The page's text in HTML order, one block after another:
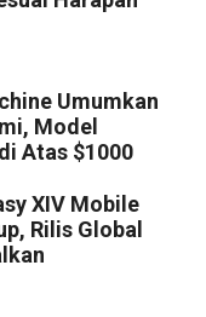
Umumkan
Model
Atas $1000
XIV Mobile
Rilis Global